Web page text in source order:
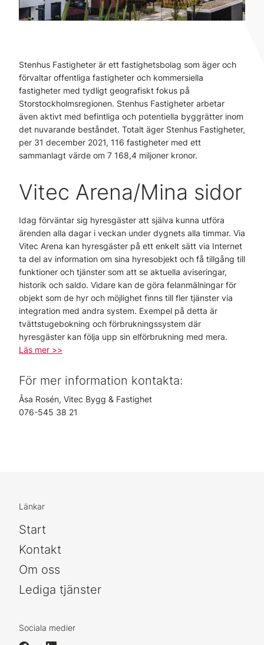
Stenhus Fastigheter är ett fastighetsbolag som äger och
förvaltar offentliga fastigheter och kommersiella
fastigheter med tydligt geografiskt fokus på
Storstockholmsregionen. Stenhus Fastigheter arbetar
även aktivt med befintliga och potentiella byggrätter inom
det nuvarande beståndet. Totalt äger Stenhus Fastigheter,
per 31 december 2021, 116 fastigheter med ett
sammanlagt värde om 7 168,4 miljoner kronor.
Vitec Arena/Mina sidor
Idag förväntar sig hyresgäster att själva kunna utföra
ärenden alla dagar i veckan under dygnets alla timmar. Via
Vitec Arena kan hyresgäster på ett enkelt sätt via Internet
ta del av information om sina hyresobjekt och få tillgång till
funktioner och tjänster som att se aktuella aviseringar,
historik och saldo. Vidare kan de göra felanmälningar för
objekt som de hyr och möjlighet finns till fler tjänster via
integration med andra system. Exempel på detta är
tvättstugebokning och förbrukningssystem där
hyresgäster kan följa upp sin elförbrukning med mera.
Läs mer >>
För mer information kontakta:
Åsa Rosén, Vitec Bygg & Fastighet
076-545 38 21
Länkar
Start
Kontakt
Om oss
Lediga tjänster
Sociala medier